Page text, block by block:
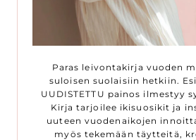
Paras leivontakirja vuoden
suloisen suolaisiin hetkiin.
UUDISTETTU painos ilmestyy
Kirja tarjoilee ikisuosikit ja
uuteen vuodenaikojen
myös tekemään täytteitä,